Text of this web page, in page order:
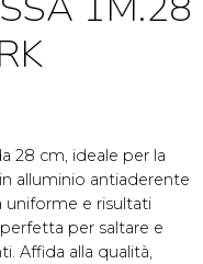
28 cm, ideale per la
alluminio antiaderente
uniforme e risultati
per saltare e
Affida alla qualità,